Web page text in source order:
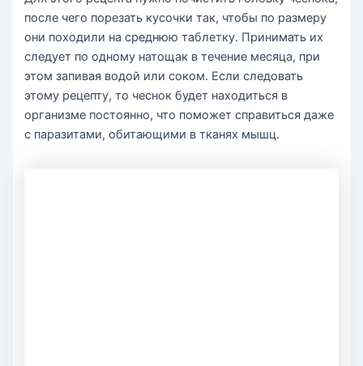
после чего порезать кусочки так, чтобы по размеру
они походили на среднюю таблетку. Принимать их
следует по одному натощак в течение месяца, при
этом запивая водой или соком. Если следовать
этому рецепту, то чеснок будет находиться в
организме постоянно, что поможет справиться даже
с паразитами, обитающими в тканях мышц.